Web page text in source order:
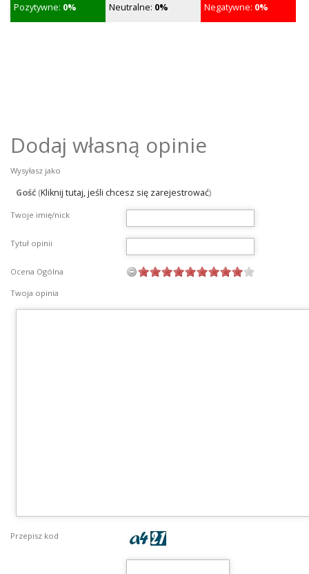
Pozytywne: 0% Neutralne: 0% Negatywne: 0%
Dodaj własną opinie
Wysyłasz jako
Gość (Kliknij tutaj, jeśli chcesz się zarejestrować)
Twoje imię/nick
Tytuł opinii
Ocena Ogólna
Twoja opinia
Przepisz kod